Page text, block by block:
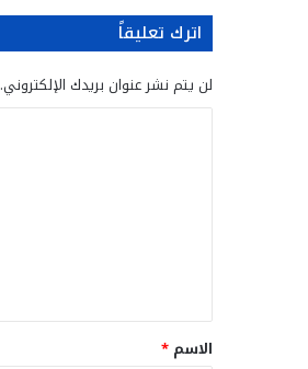
اترك تعليقاً
لن يتم نشر عنوان بريدك الإلكتروني.
ق
*
الاسم *